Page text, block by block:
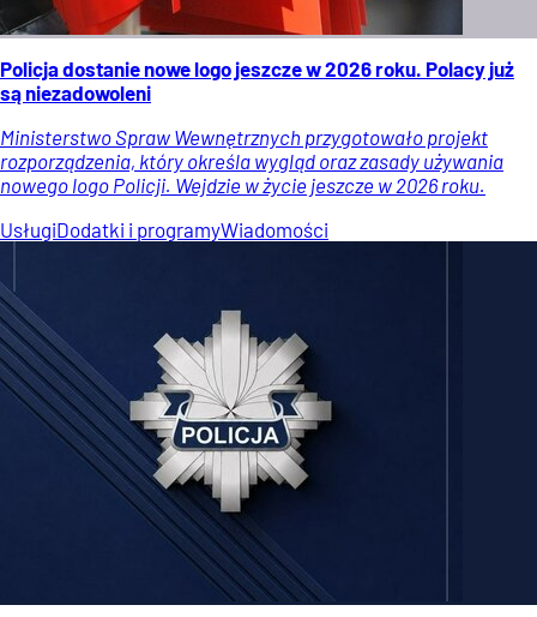
Policja dostanie nowe logo jeszcze w 2026 roku. Polacy już
są niezadowoleni
Ministerstwo Spraw Wewnętrznych przygotowało projekt
rozporządzenia, który określa wygląd oraz zasady używania
nowego logo Policji. Wejdzie w życie jeszcze w 2026 roku.
UsługiDodatki i programyWiadomości